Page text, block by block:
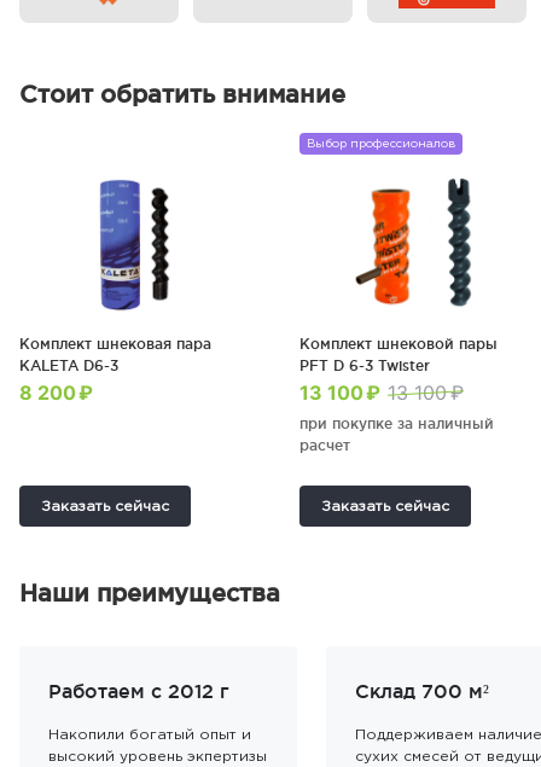
Стоит обратить внимание
Комплект шнековая пара
KALETA D6-3
8 200 ₽
Заказать сейчас
Выбор профессионалов
Комплект шнековой пары
PFT D 6-3 Twister
13 100 ₽ 13 100 ₽
при покупке за наличный
расчет
Заказать сейчас
Наши преимущества
Работаем с 2012 г
Накопили богатый опыт и
высокий уровень экпертизы
Склад 700 м²
Поддерживаем наличие
сухих смесей от